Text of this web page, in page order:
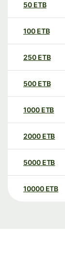
50 ETB
100 ETB
250 ETB
500 ETB
1000 ETB
2000 ETB
5000 ETB
10000 ETB